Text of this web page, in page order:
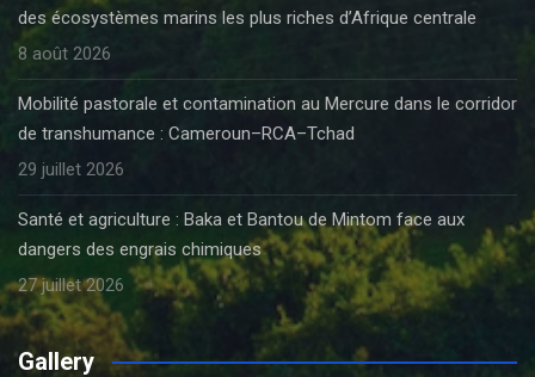
des écosystèmes marins les plus riches d’Afrique centrale
8 août 2026
Mobilité pastorale et contamination au Mercure dans le corridor
de transhumance : Cameroun–RCA–Tchad
29 juillet 2026
Santé et agriculture : Baka et Bantou de Mintom face aux
dangers des engrais chimiques
27 juillet 2026
Gallery